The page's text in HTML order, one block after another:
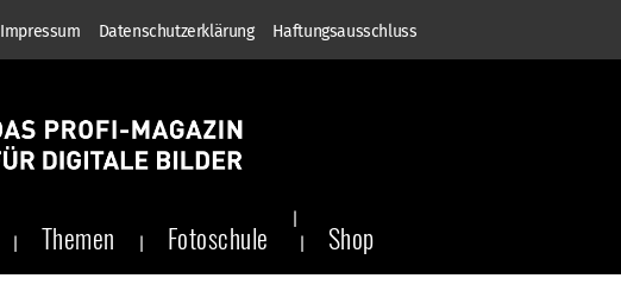
Impressum Datenschutzerklärung Haftungsausschluss
Themen Fotoschule Shop